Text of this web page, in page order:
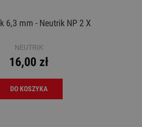
6,3 mm - Neutrik NP 2 X
NEUTRIK
16,00 zł
DO KOSZYKA